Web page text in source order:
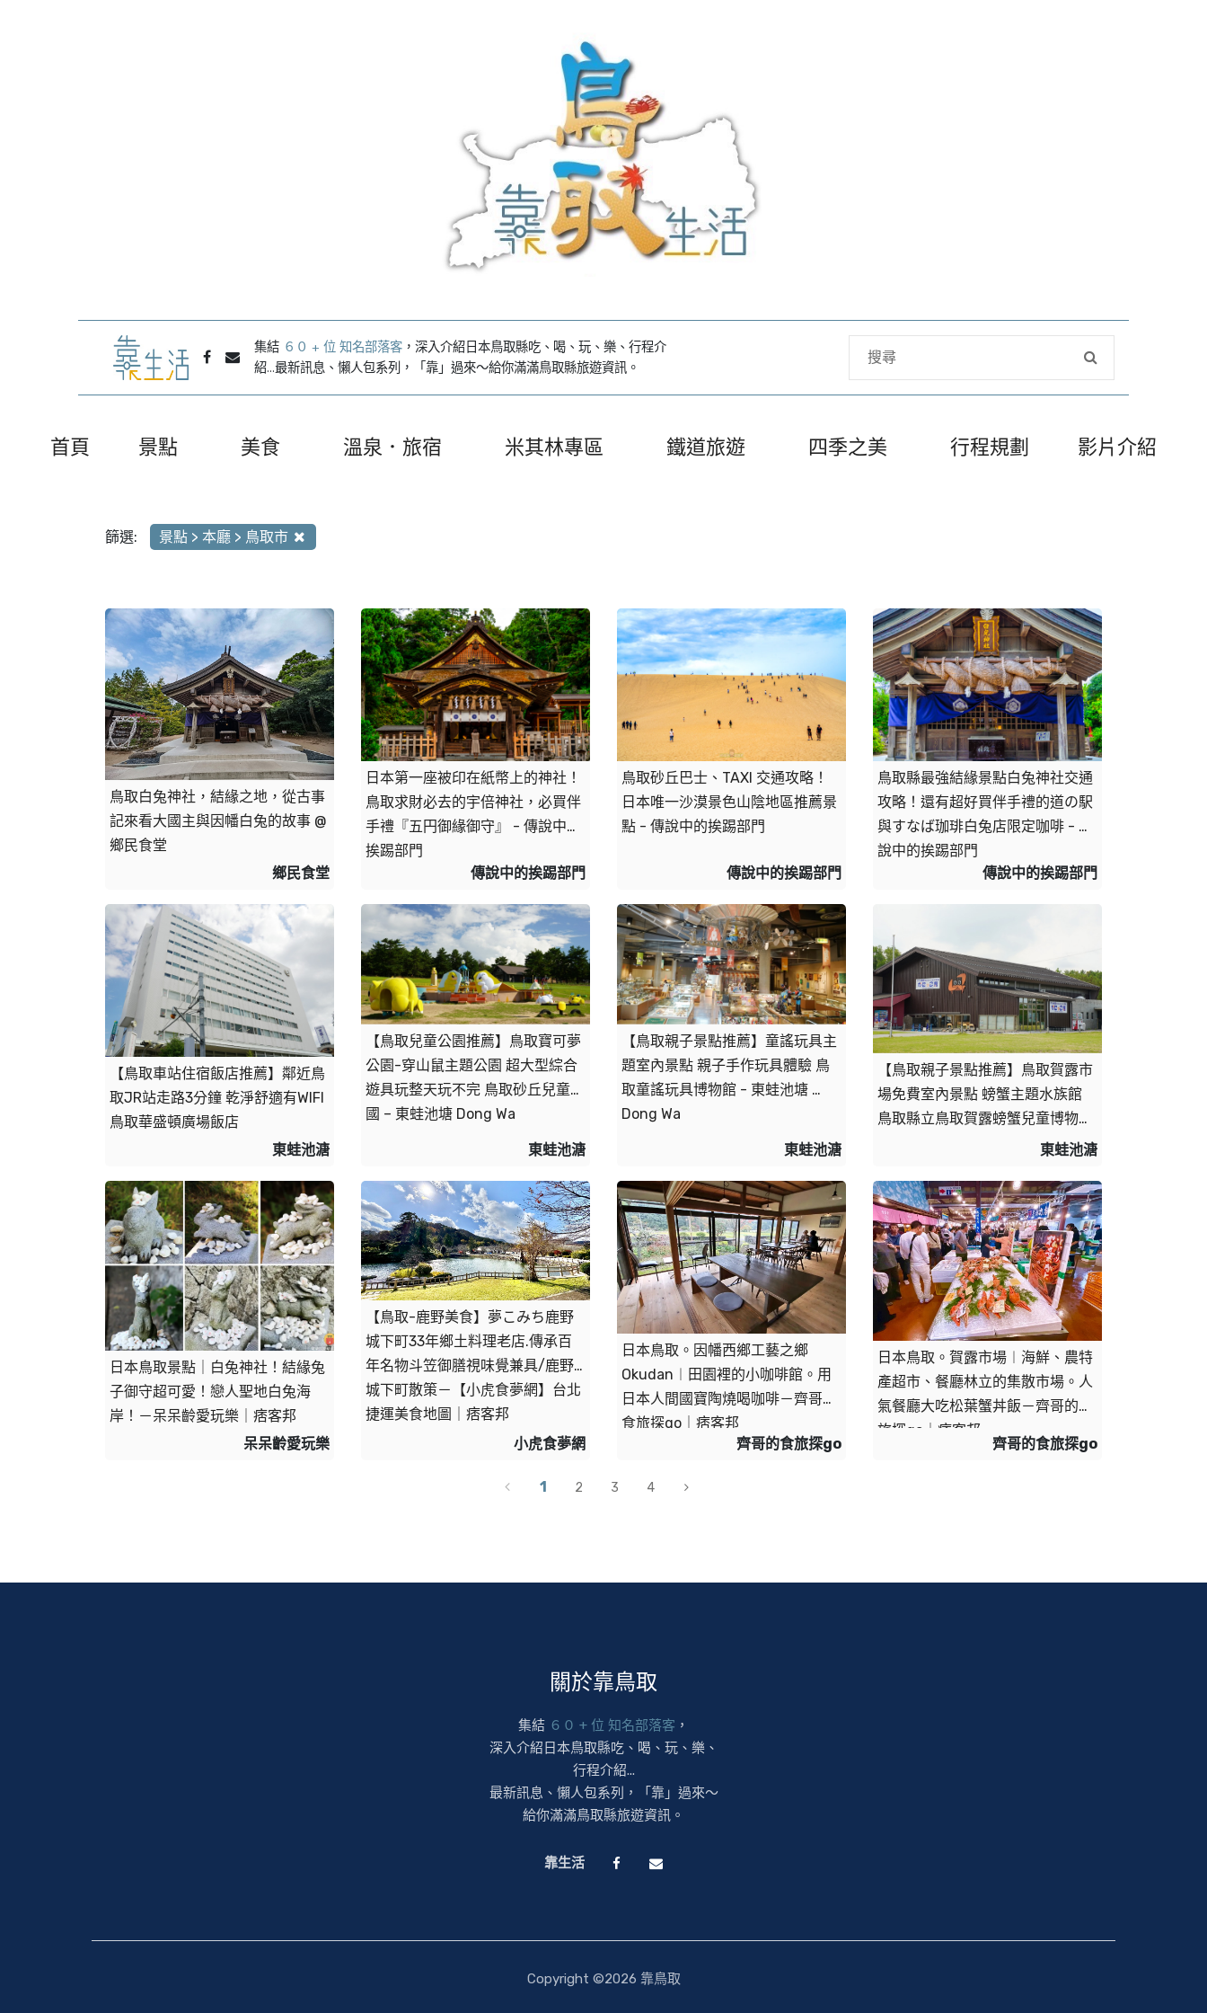
集結 ６０ + 位 知名部落客 ，深入介紹日本鳥取縣吃、喝、玩、樂、行程介
紹...最新訊息、懶人包系列，「靠」過來～給你滿滿鳥取縣旅遊資訊。
首頁 景點 美食 溫泉．旅宿 米其林專區 鐵道旅遊 四季之美 行程規劃 影片介紹
篩選: 景點 > 本廳 > 鳥取市
鳥取白兔神社，結緣之地，從古事
記來看大國主與因幡白兔的故事 @
鄉民食堂
鄉民食堂
日本第一座被印在紙幣上的神社！
鳥取求財必去的宇倍神社，必買伴
手禮『五円御緣御守』 - 傳說中的
挨踢部門
傳說中的挨踢部門
鳥取砂丘巴士、TAXI 交通攻略！
日本唯一沙漠景色山陰地區推薦景
點 - 傳說中的挨踢部門
傳說中的挨踢部門
鳥取縣最強結緣景點白兔神社交通
攻略！還有超好買伴手禮的道の駅
與すなば珈琲白兔店限定咖啡 - 傳
說中的挨踢部門
傳說中的挨踢部門
【鳥取車站住宿飯店推薦】鄰近鳥
取JR站走路3分鐘 乾淨舒適有WIFI
鳥取華盛頓廣場飯店
東蛙池溏
【鳥取兒童公園推薦】鳥取寶可夢
公園-穿山鼠主題公園 超大型綜合
遊具玩整天玩不完 鳥取砂丘兒童王
國 – 東蛙池塘 Dong Wa
東蛙池溏
【鳥取親子景點推薦】童謠玩具主
題室內景點 親子手作玩具體驗 鳥
取童謠玩具博物館 - 東蛙池塘
Dong Wa
東蛙池溏
【鳥取親子景點推薦】鳥取賀露市
場免費室內景點 螃蟹主題水族館
鳥取縣立鳥取賀露螃蟹兒童博物館
(鳥取県立とっとり賀露かにっこ
東蛙池溏
日本鳥取景點｜白兔神社！結緣兔
子御守超可愛！戀人聖地白兔海
岸！－呆呆齡愛玩樂｜痞客邦
呆呆齡愛玩樂
【鳥取-鹿野美食】夢こみち鹿野
城下町33年鄉土料理老店.傳承百
年名物斗笠御膳視味覺兼具/鹿野
城下町散策－【小虎食夢網】台北
捷運美食地圖｜痞客邦
小虎食夢網
日本鳥取。因幡西鄉工藝之鄉
Okudan︱田園裡的小咖啡館。用
日本人間國寶陶燒喝咖啡－齊哥的
食旅探go｜痞客邦
齊哥的食旅探go
日本鳥取。賀露市場︱海鮮、農特
產超市、餐廳林立的集散市場。人
氣餐廳大吃松葉蟹丼飯－齊哥的食
旅探go｜痞客邦
齊哥的食旅探go
1 2 3 4
關於靠鳥取
集結 ６０ + 位 知名部落客 ，
深入介紹日本鳥取縣吃、喝、玩、樂、
行程介紹...
最新訊息、懶人包系列，「靠」過來～
給你滿滿鳥取縣旅遊資訊。
靠生活
Copyright ©2026 靠鳥取